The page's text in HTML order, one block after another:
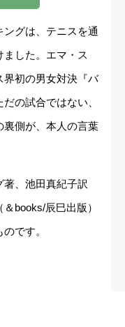
グは、テニスを通
ました。エマ・ス
界初の男女対決『バ
の試合ではない、
裏側が、本人の言葉
、池田真紀子訳
books/辰巳出版）
です。